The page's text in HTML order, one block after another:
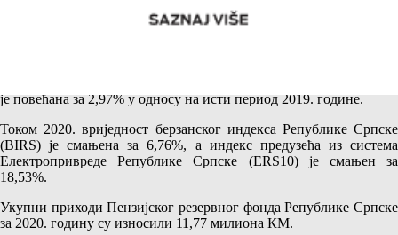
Пензиони резервни фонд Републике Српске – Фокус на
је повећана за 2,97% у односу на исти период 2019. године.
Током 2020. вриједност берзанског индекса Републике Српске
(BIRS) је смањена за 6,76%, а индекс предузећа из система
Електропривреде Републике Српске (ERS10) је смањен за
18,53%.
Укупни приходи Пензијског резервног фонда Републике Српске
за 2020. годину су износили 11,77 милиона КМ.